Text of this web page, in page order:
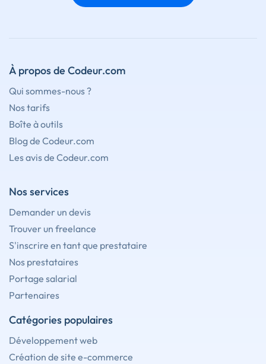
À propos de Codeur.com
Qui sommes-nous ?
Nos tarifs
Boîte à outils
Blog de Codeur.com
Les avis de Codeur.com
Nos services
Demander un devis
Trouver un freelance
S'inscrire en tant que prestataire
Nos prestataires
Portage salarial
Partenaires
Catégories populaires
Développement web
Création de site e-commerce